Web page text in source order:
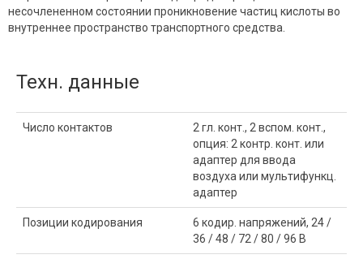
несочлененном состоянии проникновение частиц кислоты во
внутреннее пространство транспортного средства.
Техн. данные
Число контактов
2 гл. конт., 2 вспом. конт.,
опция: 2 контр. конт. или
адаптер для ввода
воздуха или мультифункц.
адаптер
Позиции кодирования
6 кодир. напряжений, 24 /
36 / 48 / 72 / 80 / 96 В